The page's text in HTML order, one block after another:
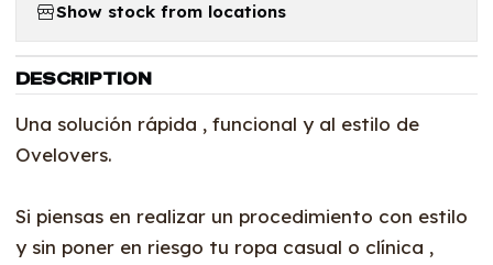
Show stock from locations
DESCRIPTION
Una solución rápida , funcional y al estilo de
Ovelovers.
Si piensas en realizar un procedimiento con estilo
y sin poner en riesgo tu ropa casual o clínica ,